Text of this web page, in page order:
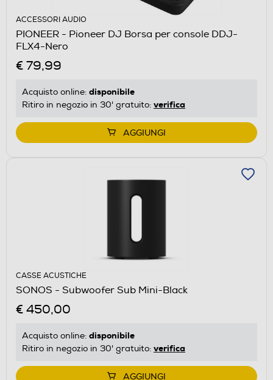
ACCESSORI AUDIO
PIONEER - Pioneer DJ Borsa per console DDJ-
FLX4-Nero
€ 79,99
Acquisto online: disponibile
Ritiro in negozio in 30' gratuito: verifica
AGGIUNGI
CASSE ACUSTICHE
SONOS - Subwoofer Sub Mini-Black
€ 450,00
Acquisto online: disponibile
Ritiro in negozio in 30' gratuito: verifica
AGGIUNGI